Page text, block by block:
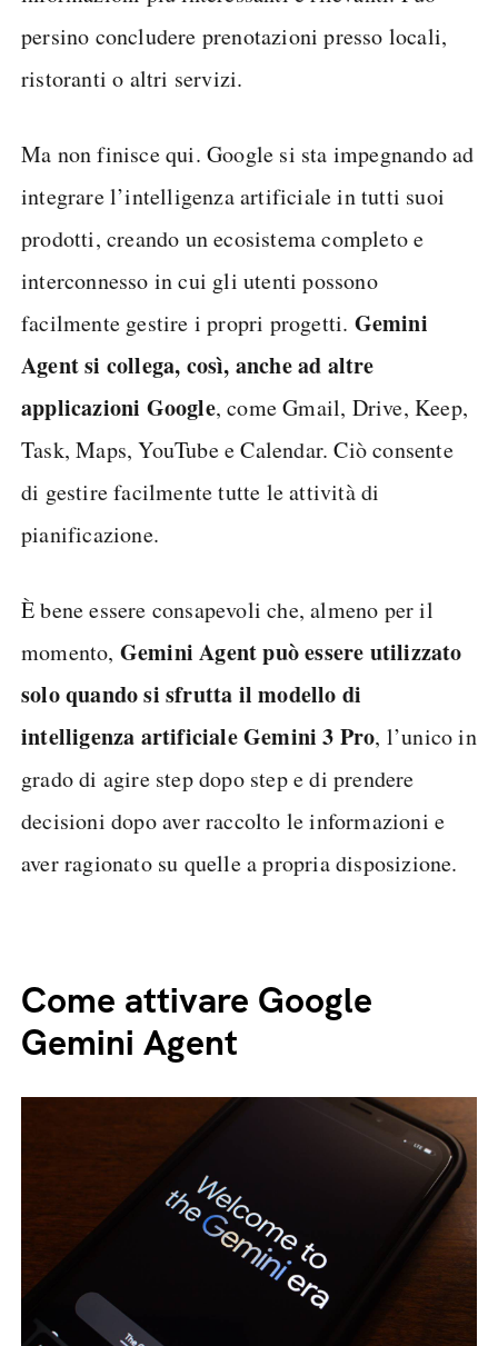
persino concludere prenotazioni presso locali,
ristoranti o altri servizi.
Ma non finisce qui. Google si sta impegnando ad
integrare l’intelligenza artificiale in tutti suoi
prodotti, creando un ecosistema completo e
interconnesso in cui gli utenti possono
facilmente gestire i propri progetti. Gemini
Agent si collega, così, anche ad altre
applicazioni Google, come Gmail, Drive, Keep,
Task, Maps, YouTube e Calendar. Ciò consente
di gestire facilmente tutte le attività di
pianificazione.
È bene essere consapevoli che, almeno per il
momento, Gemini Agent può essere utilizzato
solo quando si sfrutta il modello di
intelligenza artificiale Gemini 3 Pro, l’unico in
grado di agire step dopo step e di prendere
decisioni dopo aver raccolto le informazioni e
aver ragionato su quelle a propria disposizione.
Come attivare Google
Gemini Agent